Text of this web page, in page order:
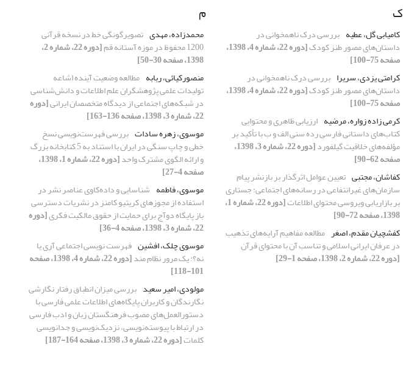
ک
کامیابی گل، عطیه بررسی درک ناهمخوانی در
داستان‌های مصور طنز کودک [دوره 22، شماره 4، 1398،
صفحه 75-100]
کرامتی یزدی، سریرا بررسی درک ناهمخوانی در
داستان‌های مصور طنز کودک [دوره 22، شماره 4، 1398،
صفحه 75-100]
کرمی زاده زواره، مرضیه ارزیابی ظاهری و محتوایی
کتاب‌های داستانی فارسی رده‌ سنی الف و ب با تأکید بر
مؤلفه‌های خلاقیت گیلفورد [دوره 22، شماره 3، 1398،
صفحه 62-90]
کفاشان، مجتبی تعیین عوامل اثرگذار بر بازنشر پیام
سازمان‌های غیرانتفاعی در رسانه‌های اجتماعی: جستاری
بر بازاریابی ویروسی محتوای اطلاعات [دوره 22، شماره 1،
1398، صفحه 72-90]
کفشچیان مقدم، اصغر مطالعه مفاهیم آرایه‌های تذهیب
در عرفان ایرانی اسلامی و تناسب آن با محتوای قرآن
[دوره 22، شماره 2، 1398، صفحه 1-29]
م
محمدزاده، مهدی تصویرگونگی خط در نسخه قرآنی
1200 محفوظ در موزه آستانه قم [دوره 22، شماره 2،
1398، صفحه 30-50]
منصورکیائی، ربابه مطالعه وضعیت آینده اشاعه
تولیدات علمی پژوهشگران علم اطلاعات و دانش‌شناسی
در شبکه‌های اجتماعی از دیدگاه متخصصان ایرانی[دوره
22، شماره 3، 1398، صفحه 136-163]
موسوی، زهره سادات بررسی فهرست‌‌نویسی نسخ
خطی و چاپ سنگی در ایران با استناد به 5 کتابخانه بزرگ
و ارائه الگوی مشترک واحد [دوره 22، شماره 1، 1398،
صفحه 4-27]
موسوی، فاطمه شناسایی و داده‌کاوی عناصر نشر در
استفاده از مجوزهای کریتیو کامنز در نشریات دسترسی
باز پایگاه دوآج برای حمایت از حقوق مالکیت فکری[دوره
22، شماره 3، 1398، صفحه 4-36]
موسوی چلک، افشین فهرست نویسی اجتماعی آری یا
نه؟: یک مرور نظام مند [دوره 22، شماره 4، 1398، صفحه
101-118]
مولودی، امیر سعید بررسی میزان انطباق رفتار نگارشی
نگارندگان و کاربران پایگاه‌های اطلاعات علمی فارسی با
دستورالعمل‌های مصوب فرهنگستان زبان و ادب فارسی
در ارتباط با پیوسته‌نویسی، نزدیک‌نویسی و جدانویسی
کلمات[دوره 22، شماره 3، 1398، صفحه 164-187]